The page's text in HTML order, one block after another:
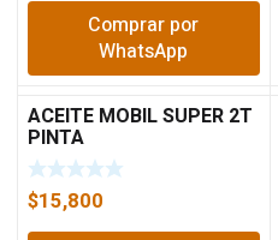
Comprar por
WhatsApp
ACEITE MOBIL SUPER 2T
PINTA
$15,800